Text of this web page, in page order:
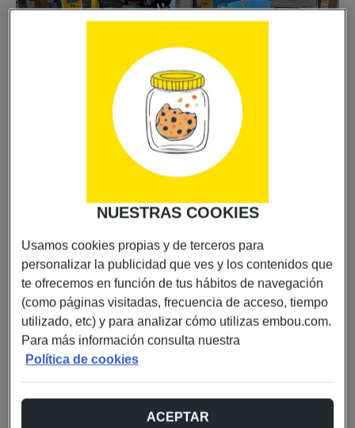
Stand CC Gran Casa en Zaragoza
para contratar internet de alta velocidad, telefonía móvil
necesidades. Te asesoramos personalmente para que
encuentres la mejor opción de telecomunicaciones en
Aragón.
Ver en el mapa
C/ C. de María Zambrano, 35, Planta 1, 50015,
Zaragoza
653 665 044
www.embou.com
NUESTRAS COOKIES
Usamos cookies propias y de terceros para
personalizar la publicidad que ves y los contenidos que
te ofrecemos en función de tus hábitos de navegación
(como páginas visitadas, frecuencia de acceso, tiempo
utilizado, etc) y para analizar cómo utilizas embou.com.
Para más información consulta nuestra
Política de cookies
ACEPTAR